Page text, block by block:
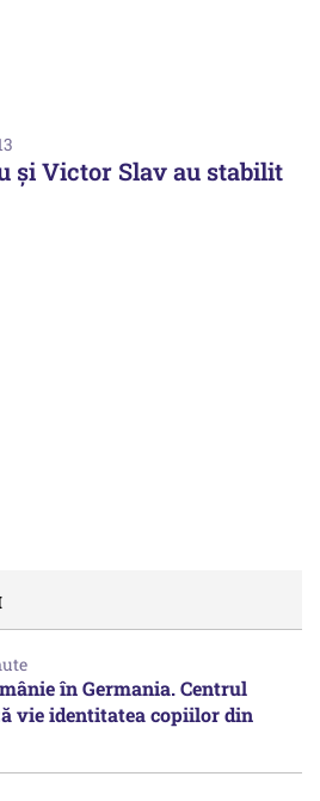
și Victor Slav au stabilit
în Germania. Centrul
vie identitatea copiilor din